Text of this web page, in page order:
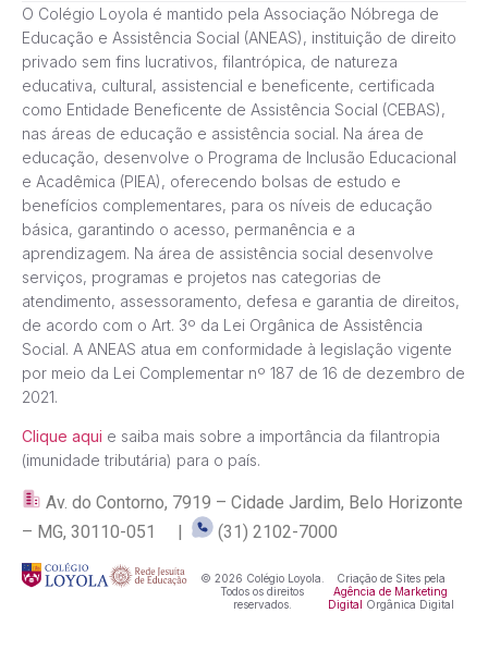
O Colégio Loyola é mantido pela Associação Nóbrega de
Educação e Assistência Social (ANEAS), instituição de direito
privado sem fins lucrativos, filantrópica, de natureza
educativa, cultural, assistencial e beneficente, certificada
como Entidade Beneficente de Assistência Social (CEBAS),
nas áreas de educação e assistência social. Na área de
educação, desenvolve o Programa de Inclusão Educacional
e Acadêmica (PIEA), oferecendo bolsas de estudo e
benefícios complementares, para os níveis de educação
básica, garantindo o acesso, permanência e a
aprendizagem. Na área de assistência social desenvolve
serviços, programas e projetos nas categorias de
atendimento, assessoramento, defesa e garantia de direitos,
de acordo com o Art. 3º da Lei Orgânica de Assistência
Social. A ANEAS atua em conformidade à legislação vigente
por meio da Lei Complementar nº 187 de 16 de dezembro de
2021.
Clique aqui e saiba mais sobre a importância da filantropia
(imunidade tributária) para o país.
Av. do Contorno, 7919 – Cidade Jardim, Belo Horizonte
– MG, 30110-051 |
(31) 2102-7000
© 2026 Colégio Loyola.
Todos os direitos
reservados.
Criação de Sites pela
Agência de Marketing
Digital
Orgânica Digital